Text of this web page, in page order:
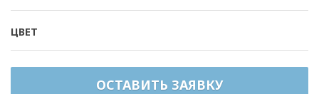
ЦВЕТ
ОСТАВИТЬ ЗАЯВКУ